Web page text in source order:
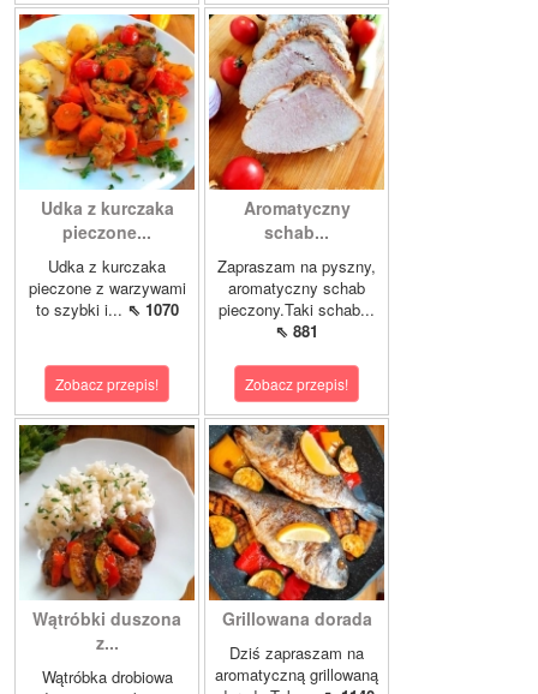
Udka z kurczaka
pieczone...
Udka z kurczaka
pieczone z warzywami
to szybki i... ⇖ 1070
Zobacz przepis!
Aromatyczny
schab...
Zapraszam na pyszny,
aromatyczny schab
pieczony.Taki schab...
⇖ 881
Zobacz przepis!
Wątróbki duszona
z...
Wątróbka drobiowa
Grillowana dorada
Dziś zapraszam na
aromatyczną grillowaną